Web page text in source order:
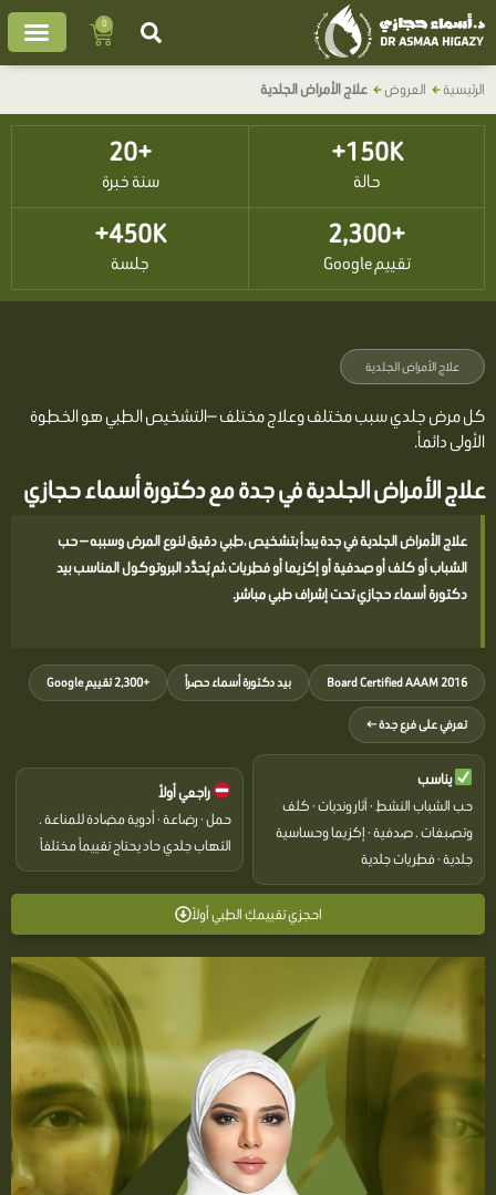
تخطي
إلى
المحتوى
0
Cart
الرئيسية العروض علاج الأمراض الجلدية
150K+
حالة
+20
سنة خبرة
+2,300
تقييم Google
450K+
جلسة
علاج الأمراض الجلدية
كل مرض جلدي سبب مختلف وعلاج مختلف —التشخيص الطبي هو الخطوة
الأولى دائماً.
علاج الأمراض الجلدية في جدة مع دكتورة أسماء حجازي
علاج الأمراض الجلدية في جدة يبدأ بتشخيص ،طبي دقيق لنوع المرض وسببه — حب
الشباب أو كلف أو صدفية أو إكزيما أو فطريات ،ثم يُحدَّد البروتوكول المناسب بيد
دكتورة أسماء حجازي تحت إشراف طبي مباشر.
Board Certified AAAM 2016 بيد دكتورة أسماء حصراً +2,300 تقييم Google
تعرفي على فرع جدة ←
يناسب
حب الشباب النشط · آثار وندبات · كلف
وتصبغات . صدفية · إكزيما وحساسية
جلدية · فطريات جلدية
راجعي أولاً
حمل · رضاعة · أدوية مضادة للمناعة .
التهاب جلدي حاد يحتاج تقييماً مختلفاً
احجزي تقييمكِ الطبي أولاً